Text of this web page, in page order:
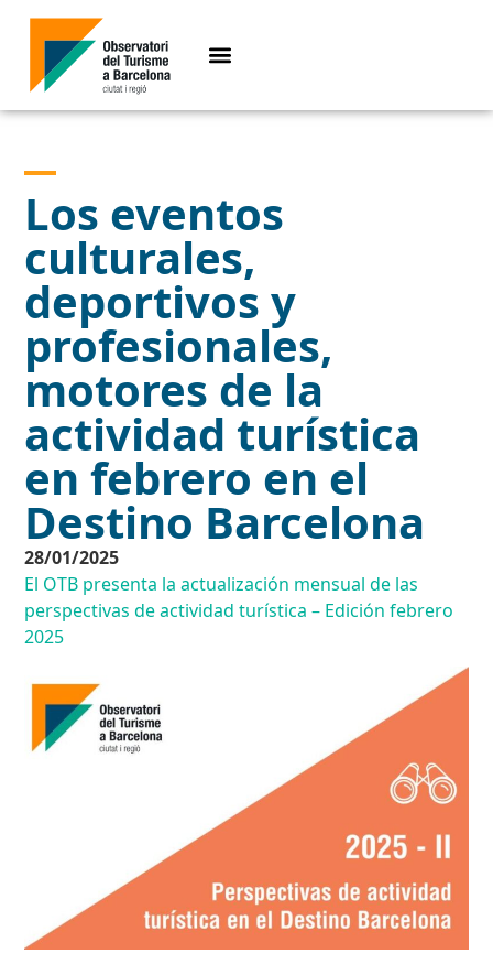
Los eventos
culturales,
deportivos y
profesionales,
motores de la
actividad turística
en febrero en el
Destino Barcelona
28/01/2025
El OTB presenta la actualización mensual de las
perspectivas de actividad turística – Edición febrero
2025